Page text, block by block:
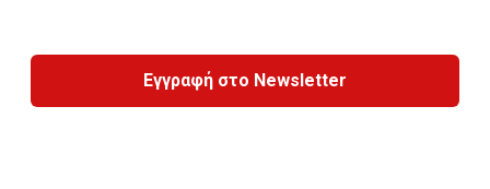
Εγγραφή στο Newsletter